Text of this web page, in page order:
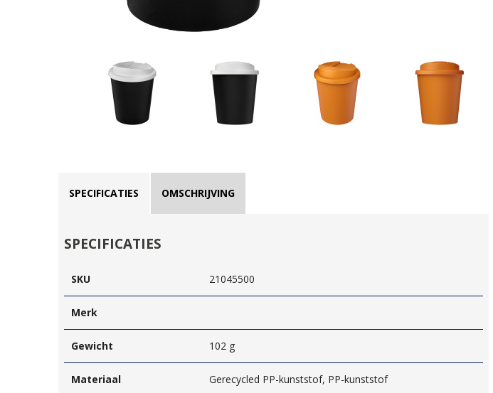
SPECIFICATIES OMSCHRIJVING
SPECIFICATIES
SKU 21045500
Merk
Gewicht 102 g
Materiaal Gerecycled PP-kunststof, PP-kunststof